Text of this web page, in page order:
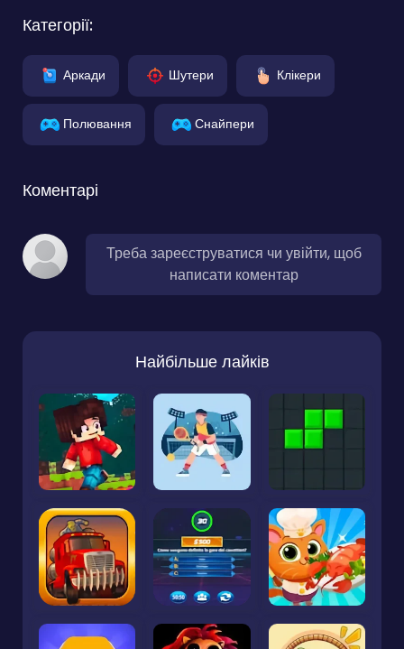
Категорії:
Аркади Шутери Клікери
Полювання Снайпери
Коментарі
Треба зареєструватися чи увійти, щоб
написати коментар
Найбільше лайків